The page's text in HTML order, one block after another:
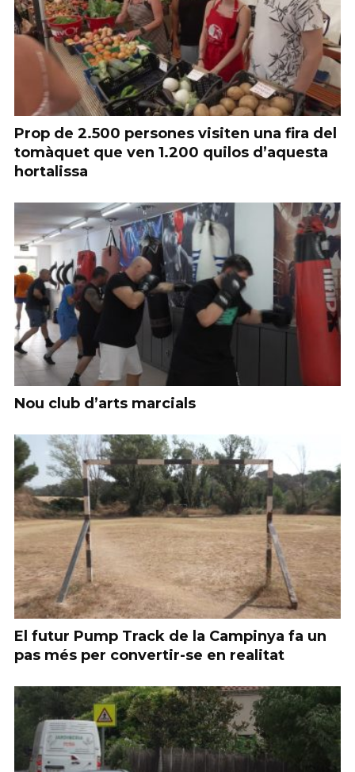
Prop de 2.500 persones visiten una fira del
tomàquet que ven 1.200 quilos d’aquesta
hortalissa
Nou club d’arts marcials
El futur Pump Track de la Campinya fa un
pas més per convertir-se en realitat